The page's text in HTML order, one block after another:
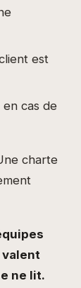
est
cas de
charte
ne lit.